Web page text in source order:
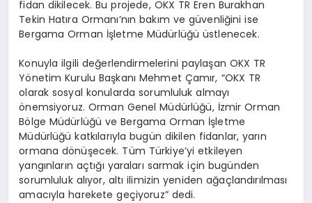
fidan dikilecek. Bu projede, OKX TR Eren Burakhan
Tekin Hatıra Ormanı’nın bakım ve güvenliğini ise
Bergama Orman İşletme Müdürlüğü üstlenecek.
Konuyla ilgili değerlendirmelerini paylaşan OKX TR
Yönetim Kurulu Başkanı Mehmet Çamır, “OKX TR
olarak sosyal konularda sorumluluk almayı
önemsiyoruz. Orman Genel Müdürlüğü, İzmir Orman
Bölge Müdürlüğü ve Bergama Orman İşletme
Müdürlüğü katkılarıyla bugün dikilen fidanlar, yarın
ormana dönüşecek. Tüm Türkiye’yi etkileyen
yangınların açtığı yaraları sarmak için bugünden
sorumluluk alıyor, altı ilimizin yeniden ağaçlandırılması
amacıyla harekete geçiyoruz” dedi.